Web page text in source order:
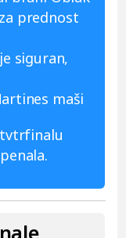
prednost
siguran,
maši